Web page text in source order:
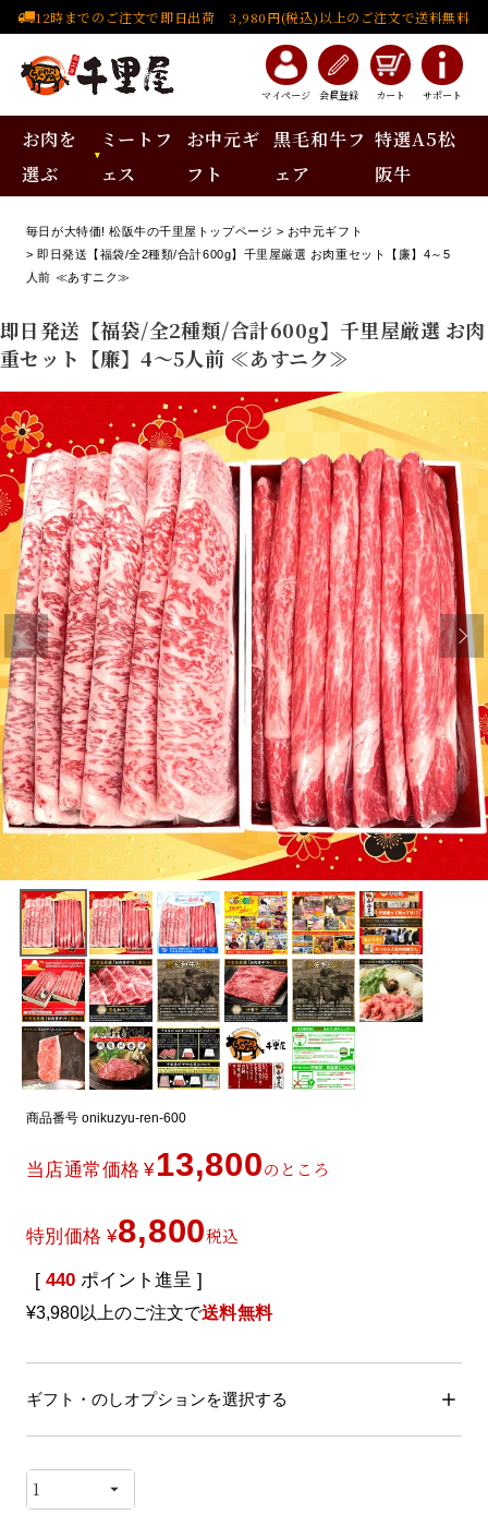
12時までのご注文で即日出荷 3,980円(税込)以上のご注文で送料無料
マイページ 会員登録 カート サポート
お肉を
選ぶ
ミートフ
ェス
お中元ギ
フト
黒毛和牛フ
ェア
特選A5松
阪牛
毎日が大特価! 松阪牛の千里屋トップページ
お中元ギフト
即日発送【福袋/全2種類/合計600g】千里屋厳選 お肉重セット【廉】4～5
人前 ≪あすニク≫
即日発送【福袋/全2種類/合計600g】千里屋厳選 お肉
重セット【廉】4～5人前 ≪あすニク≫
商品番号 onikuzyu-ren-600
当店通常価格 ¥13,800のところ
特別価格 ¥8,800税込
[ 440 ポイント進呈 ]
¥3,980以上のご注文で送料無料
ギフト・のしオプションを選択する